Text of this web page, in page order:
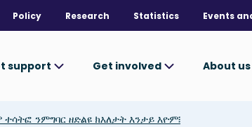
Policy Research Statistics Events
support Get involved About us
ንምግባር ዘድልዩ ክእለታት እንታይ እዮም፧